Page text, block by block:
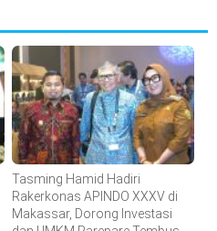
Tasming Hamid Hadiri
Rakerkonas APINDO XXXV di
Makassar, Dorong Investasi